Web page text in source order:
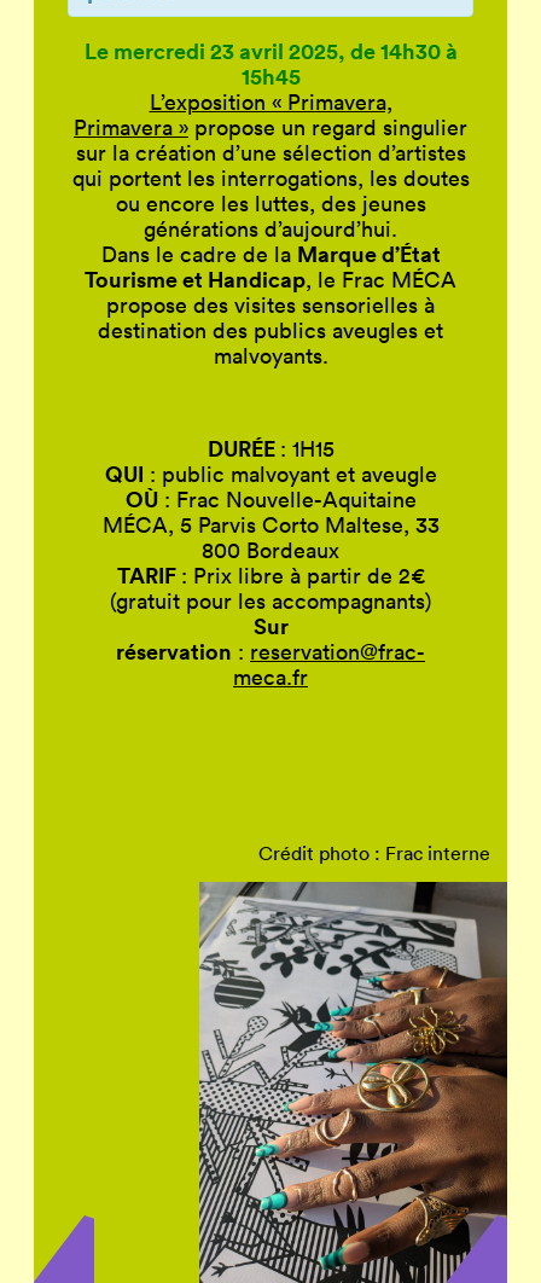
Le mercredi 23 avril 2025, de 14h30 à
15h45
L’exposition « Primavera,
Primavera » propose un regard singulier
sur la création d’une sélection d’artistes
qui portent les interrogations, les doutes
ou encore les luttes, des jeunes
générations d’aujourd’hui.
Dans le cadre de la Marque d’État
Tourisme et Handicap, le Frac MÉCA
propose des visites sensorielles à
destination des publics aveugles et
malvoyants.
DURÉE : 1H15
QUI : public malvoyant et aveugle
OÙ: Frac Nouvelle-Aquitaine
MÉCA, 5 Parvis Corto Maltese, 33
800 Bordeaux
TARIF : Prix libre à partir de 2€
(gratuit pour les accompagnants)
Sur
réservation : reservation@frac-
meca.fr
Crédit photo : Frac interne